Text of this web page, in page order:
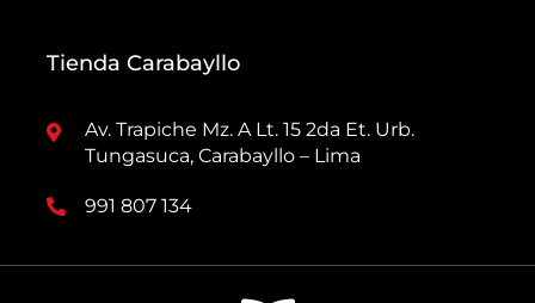
Tienda Carabayllo
Av. Trapiche Mz. A Lt. 15 2da Et. Urb.
Tungasuca, Carabayllo – Lima
991 807 134